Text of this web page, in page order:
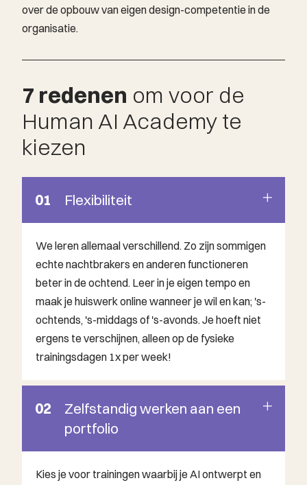
over de opbouw van eigen design-competentie in de
organisatie.
7 redenen om voor de
Human AI Academy te
kiezen
01 Flexibiliteit
We leren allemaal verschillend. Zo zijn sommigen
echte nachtbrakers en anderen functioneren
beter in de ochtend. Leer in je eigen tempo en
maak je huiswerk online wanneer je wil en kan; 's-
ochtends, 's-middags of 's-avonds. Je hoeft niet
ergens te verschijnen, alleen op de fysieke
trainingsdagen 1x per week!
02
Zelfstandig werken aan een
portfolio
Kies je voor trainingen waarbij je AI ontwerpt en